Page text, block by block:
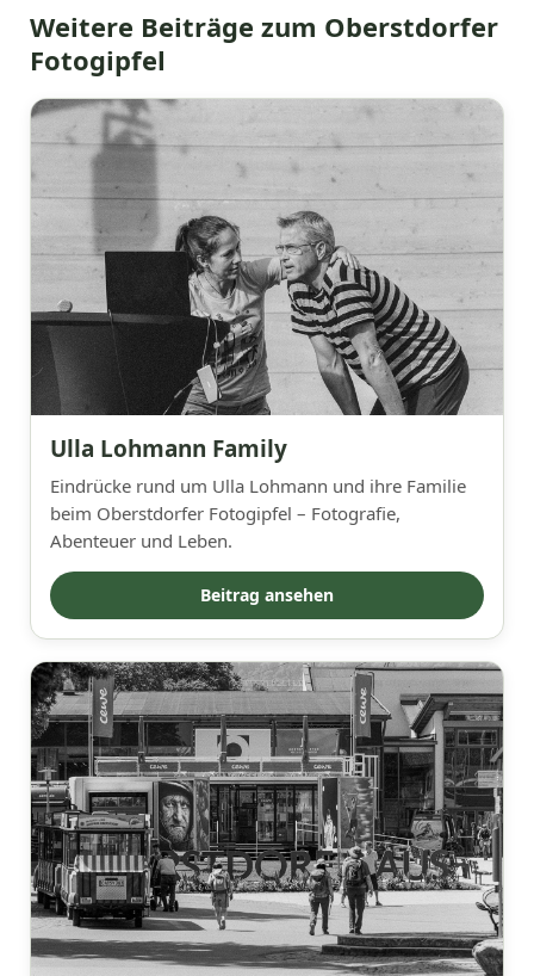
Weitere Beiträge zum Oberstdorfer
Fotogipfel
Ulla Lohmann Family
Eindrücke rund um Ulla Lohmann und ihre Familie
beim Oberstdorfer Fotogipfel – Fotografie,
Abenteuer und Leben.
Beitrag ansehen